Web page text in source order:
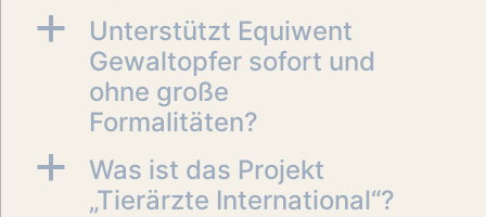
a
Unterstützt Equiwent
Gewaltopfer sofort und
ohne große
Formalitäten?
a
Was ist das Projekt
„Tierärzte International“?